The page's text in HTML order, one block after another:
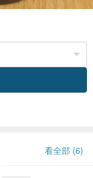
看全部 (6)